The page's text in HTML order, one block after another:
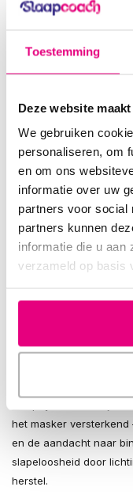
Toestemming
Deze website
We gebruiken
personaliseren, om
en om ons
informatie over uw
partners voor social
partners kunnen
informatie die u aan
verzameld op basis
Voor mensen
Voor mensen die
thuis of onderweg
Zo gebruik je het
Plaats het
Elastische band
Combineer met
Ideaal bij
Wetenschap &
Dit masker bevordert
lichtprikkels te
het masker
en de aandacht naar
slapeloosheid door
herstel.